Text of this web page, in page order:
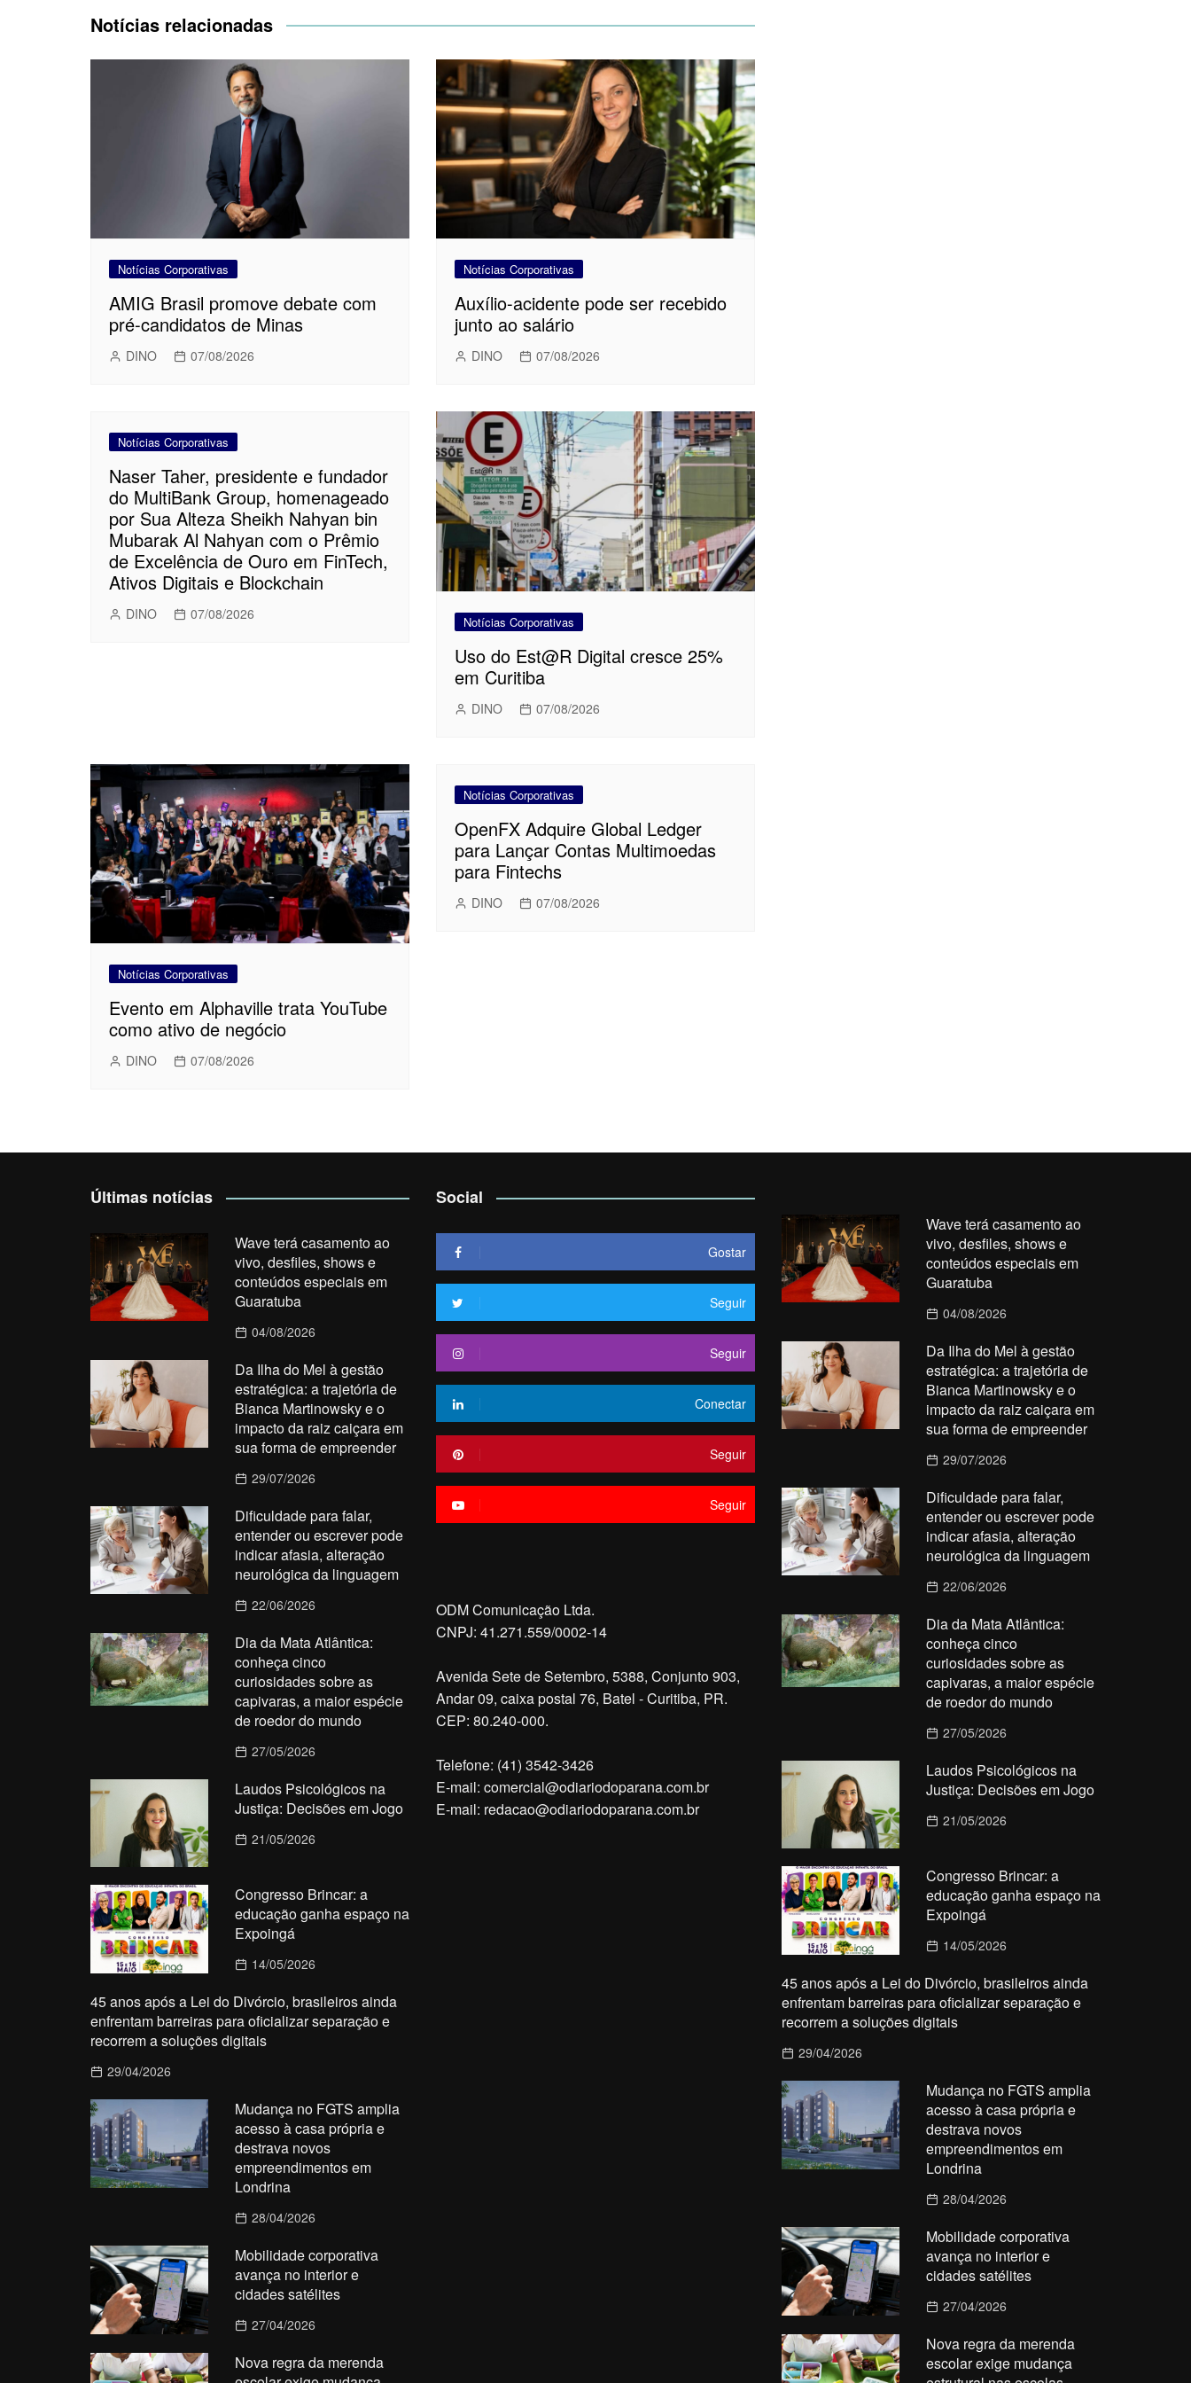
Post
Notícias relacionadas
Notícias Corporativas
AMIG Brasil promove debate com
pré-candidatos de Minas
DINO 07/08/2026
Notícias Corporativas
Auxílio-acidente pode ser recebido
junto ao salário
DINO 07/08/2026
Notícias Corporativas
Naser Taher, presidente e fundador
do MultiBank Group, homenageado
por Sua Alteza Sheikh Nahyan bin
Mubarak Al Nahyan com o Prêmio
de Excelência de Ouro em FinTech,
Ativos Digitais e Blockchain
DINO 07/08/2026 Notícias Corporativas
Uso do Est@R Digital cresce 25%
em Curitiba
DINO 07/08/2026
Notícias Corporativas
Evento em Alphaville trata YouTube
como ativo de negócio
DINO 07/08/2026
Notícias Corporativas
OpenFX Adquire Global Ledger
para Lançar Contas Multimoedas
para Fintechs
DINO 07/08/2026
Últimas notícias
Wave terá casamento ao
vivo, desfiles, shows e
conteúdos especiais em
Guaratuba
04/08/2026
Da Ilha do Mel à gestão
estratégica: a trajetória de
Bianca Martinowsky e o
impacto da raiz caiçara em
sua forma de empreender
29/07/2026
Dificuldade para falar,
entender ou escrever pode
indicar afasia, alteração
neurológica da linguagem
22/06/2026
Dia da Mata Atlântica:
conheça cinco
curiosidades sobre as
capivaras, a maior espécie
de roedor do mundo
27/05/2026
Laudos Psicológicos na
Justiça: Decisões em Jogo
21/05/2026
Congresso Brincar: a
educação ganha espaço na
Expoingá
14/05/2026
45 anos após a Lei do Divórcio, brasileiros ainda
enfrentam barreiras para oficializar separação e
recorrem a soluções digitais
29/04/2026
Mudança no FGTS amplia
acesso à casa própria e
destrava novos
empreendimentos em
Londrina
28/04/2026
Mobilidade corporativa
avança no interior e
cidades satélites
27/04/2026
Nova regra da merenda
Social
Gostar
Seguir
Seguir
Conectar
Seguir
Seguir
ODM Comunicação Ltda.
CNPJ: 41.271.559/0002-14
Avenida Sete de Setembro, 5388, Conjunto 903,
Andar 09, caixa postal 76, Batel - Curitiba, PR.
CEP: 80.240-000.
Telefone: (41) 3542-3426
E-mail: comercial@odiariodoparana.com.br
E-mail: redacao@odiariodoparana.com.br
Wave terá casamento ao
vivo, desfiles, shows e
conteúdos especiais em
Guaratuba
04/08/2026
Da Ilha do Mel à gestão
estratégica: a trajetória de
Bianca Martinowsky e o
impacto da raiz caiçara em
sua forma de empreender
29/07/2026
Dificuldade para falar,
entender ou escrever pode
indicar afasia, alteração
neurológica da linguagem
22/06/2026
Dia da Mata Atlântica:
conheça cinco
curiosidades sobre as
capivaras, a maior espécie
de roedor do mundo
27/05/2026
Laudos Psicológicos na
Justiça: Decisões em Jogo
21/05/2026
Congresso Brincar: a
educação ganha espaço na
Expoingá
14/05/2026
45 anos após a Lei do Divórcio, brasileiros ainda
enfrentam barreiras para oficializar separação e
recorrem a soluções digitais
29/04/2026
Mudança no FGTS amplia
acesso à casa própria e
destrava novos
empreendimentos em
Londrina
28/04/2026
Mobilidade corporativa
avança no interior e
cidades satélites
27/04/2026
Nova regra da merenda
escolar exige mudança